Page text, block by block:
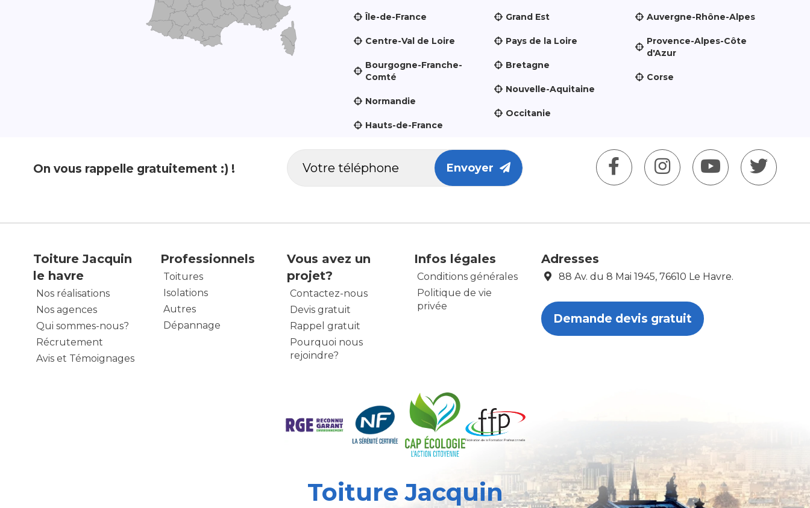
Île-de-France
Centre-Val de Loire
Bourgogne-Franche-
Comté
Normandie
Hauts-de-France
Grand Est
Pays de la Loire
Bretagne
Nouvelle-Aquitaine
Occitanie
Auvergne-Rhône-Alpes
Provence-Alpes-Côte
d'Azur
Corse
On vous rappelle gratuitement :) ! Envoyer
Toiture Jacquin
le havre
Nos réalisations
Nos agences
Qui sommes-nous?
Récrutement
Avis et Témoignages
Professionnels
Toitures
Isolations
Autres
Dépannage
Vous avez un
projet?
Contactez-nous
Devis gratuit
Rappel gratuit
Pourquoi nous
rejoindre?
Infos légales
Conditions générales
Politique de vie
privée
Adresses
88 Av. du 8 Mai 1945, 76610 Le Havre.
Demande devis gratuit
Toiture Jacquin